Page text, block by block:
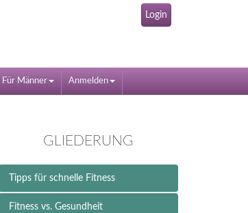
Login
Für Männer Anmelden
GLIEDERUNG
Tipps für schnelle Fitness
Fitness vs. Gesundheit